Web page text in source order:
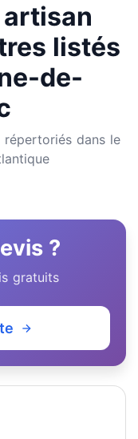
listés
de-
dans le
?
gratuits